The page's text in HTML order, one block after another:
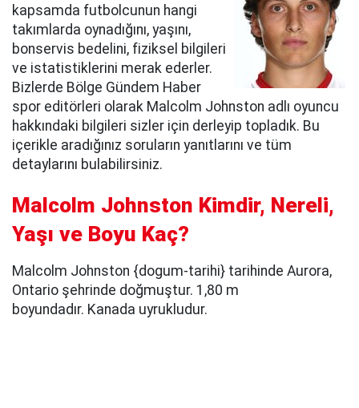
kapsamda futbolcunun hangi
takımlarda oynadığını, yaşını,
bonservis bedelini, fiziksel bilgileri
ve istatistiklerini merak ederler.
Bizlerde Bölge Gündem Haber
spor editörleri olarak Malcolm Johnston adlı oyuncu
hakkındaki bilgileri sizler için derleyip topladık. Bu
içerikle aradığınız soruların yanıtlarını ve tüm
detaylarını bulabilirsiniz.
Malcolm Johnston Kimdir, Nereli,
Yaşı ve Boyu Kaç?
Malcolm Johnston {dogum-tarihi} tarihinde Aurora,
Ontario şehrinde doğmuştur. 1,80 m
boyundadır. Kanada uyrukludur.